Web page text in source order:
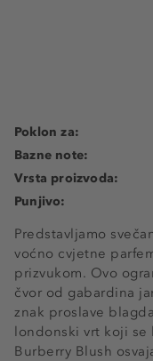
Predstavljamo
voćno cvjetne
prizvukom. Ovo
čvor od gabardina
znak proslave
londonski vrt koji se
Burberry Blush
Poklon za:
Bazne note:
Vrsta proizvoda:
Punjivo: